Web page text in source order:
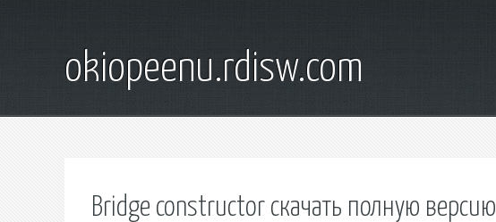
okiopeenu.rdisw.com
Bridge constructor скачать полную версию